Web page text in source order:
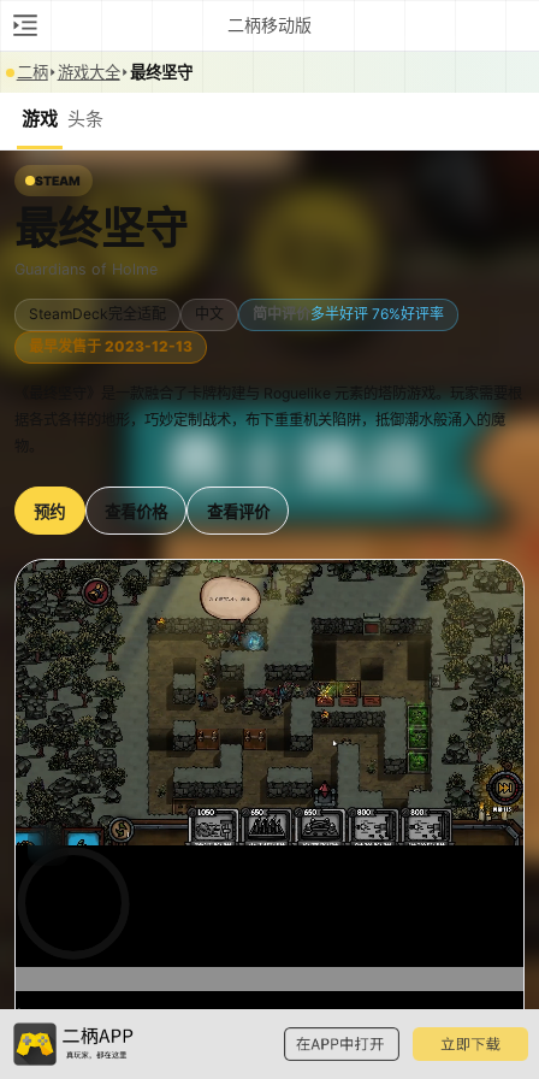
二柄移动版
二柄 游戏大全 最终坚守
游戏 头条
STEAM
最终坚守
Guardians of Holme
SteamDeck完全适配 中文 简中评价多半好评 76%好评率
最早发售于 2023-12-13
《最终坚守》是一款融合了卡牌构建与 Roguelike 元素的塔防游戏。玩家需要根
据各式各样的地形，巧妙定制战术，布下重重机关陷阱，抵御潮水般涌入的魔
预约 查看价格 查看评价
0:15
预
览